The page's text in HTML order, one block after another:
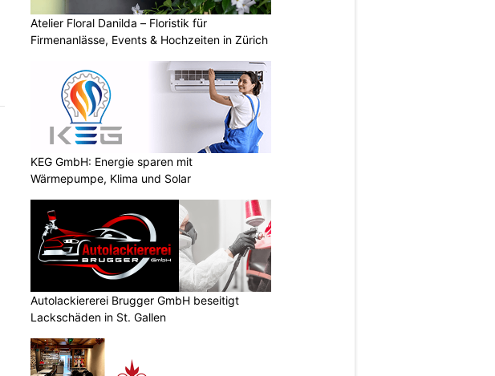
Atelier Floral Danilda – Floristik für
Firmenanlässe, Events & Hochzeiten in Zürich
KEG GmbH: Energie sparen mit
Wärmepumpe, Klima und Solar
Autolackiererei Brugger GmbH beseitigt
Lackschäden in St. Gallen